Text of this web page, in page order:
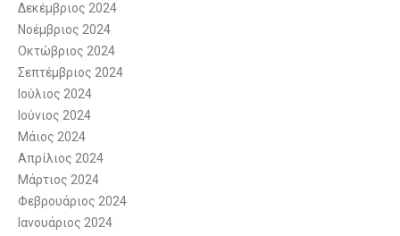
Δεκέμβριος 2024
Νοέμβριος 2024
Οκτώβριος 2024
Σεπτέμβριος 2024
Ιούλιος 2024
Ιούνιος 2024
Μάιος 2024
Απρίλιος 2024
Μάρτιος 2024
Φεβρουάριος 2024
Ιανουάριος 2024